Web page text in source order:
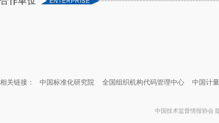
相关链接： 中国标准化研究院 全国组织机构代码管理中心 中国计
中国技术监督情报协会